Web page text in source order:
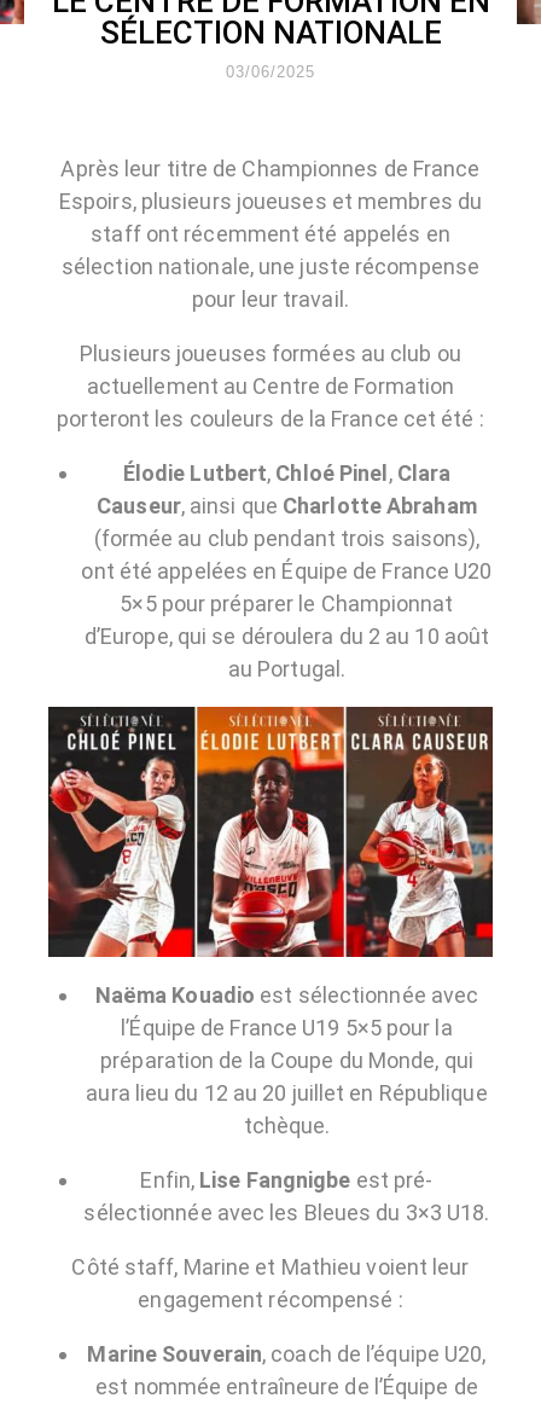
SÉLECTION NATIONALE
03/06/2025
Après leur titre de Championnes de France
Espoirs, plusieurs joueuses et membres du
staff ont récemment été appelés en
sélection nationale, une juste récompense
pour leur travail.
Plusieurs joueuses formées au club ou
actuellement au Centre de Formation
porteront les couleurs de la France cet été :
Élodie Lutbert, Chloé Pinel , Clara
Causeur, ainsi que Charlotte Abraham
(formée au club pendant trois saisons),
ont été appelées en Équipe de France U20
5×5pour préparer le Championnat
d’Europe, qui se déroulera du 2 au 10 août
au Portugal .
Naëma Kouadio est sélectionnée avec
l’Équipe de France U19 5×5pour la
préparation de la Coupe du Monde, qui
aura lieu du 12 au 20 juillet en République
tchèque.
Enfin, Lise Fangnigbe est pré-
sélectionnée avec les Bleues du 3×3 U18.
Côté staff, Marine et Mathieu voient leur
engagement récompensé :
Marine Souverain, coach de l’équipe U20,
est nommée entraîneure de l’Équipe de